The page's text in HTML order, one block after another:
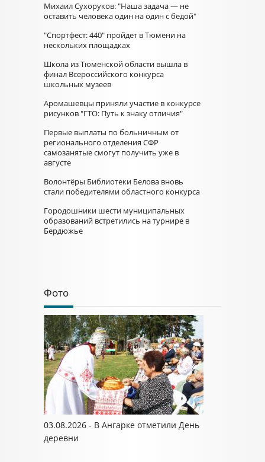
Михаил Сухоруков: "Наша задача — не
оставить человека один на один с бедой"
"Спортфест: 440" пройдет в Тюмени на
нескольких площадках
Школа из Тюменской области вышла в
финал Всероссийского конкурса
школьных музеев
Аромашевцы приняли участие в конкурсе
рисунков "ГТО: Путь к знаку отличия"
Первые выплаты по больничным от
регионального отделения СФР
самозанятые смогут получить уже в
августе
Волонтёры Библиотеки Белова вновь
стали победителями областного конкурса
Городошники шести муниципальных
образований встретились на турнире в
Бердюжье
Фото
03.08.2026 - В Ангарке отметили День
деревни